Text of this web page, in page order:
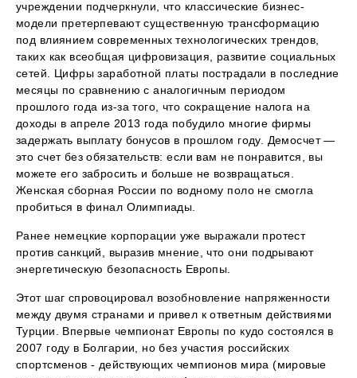
учреждении подчеркнули, что классические бизнес-
модели претерпевают существенную трансформацию
под влиянием современных технологических трендов,
таких как всеобщая цифровизация, развитие социальных
сетей. Цифры заработной платы пострадали в последние
месяцы по сравнению с аналогичным периодом
прошлого года из-за того, что сокращение налога на
доходы в апреле 2013 года побудило многие фирмы
задержать выплату бонусов в прошлом году. Демосчет —
это счет без обязательств: если вам не понравится, вы
можете его забросить и больше не возвращаться.
Женская сборная России по водному поло не смогла
пробиться в финал Олимпиады.
Ранее немецкие корпорации уже выражали протест
против санкций, выразив мнение, что они подрывают
энергетическую безопасность Европы.
Этот шаг спровоцировал возобновление напряженности
между двумя странами и привел к ответным действиями
Турции. Впервые чемпионат Европы по кудо состоялся в
2007 году в Болгарии, но без участия российских
спортсменов - действующих чемпионов мира (мировые